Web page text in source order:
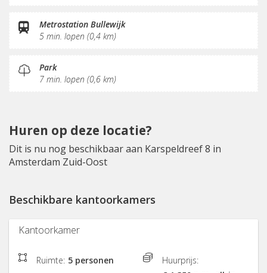
Metrostation Bullewijk
5 min. lopen (0,4 km)
Park
7 min. lopen (0,6 km)
Huren op deze locatie?
Dit is nu nog beschikbaar aan Karspeldreef 8 in
Amsterdam Zuid-Oost
Beschikbare kantoorkamers
Kantoorkamer
Ruimte: 5 personen
Huurprijs: